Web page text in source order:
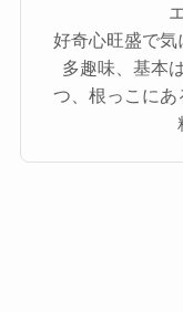
好奇心旺盛で気
多趣味、基本
つ、根っこに